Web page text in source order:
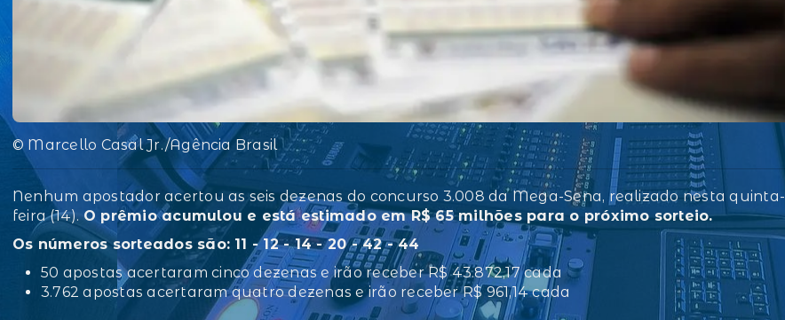
© Marcello Casal Jr./Agência Brasil
Nenhum apostador acertou as seis dezenas do concurso 3.008 da Mega-Sena, realizado nesta quinta-
feira (14).O prêmio acumulou e está estimado em R$ 65 milhões para o próximo sorteio.
Os números sorteados são: 11 - 12 - 14 - 20 - 42 - 44
50 apostas acertaram cinco dezenas e irão receber R$ 43.872,17 cada
3.762 apostas acertaram quatro dezenas e irão receber R$ 961,14 cada